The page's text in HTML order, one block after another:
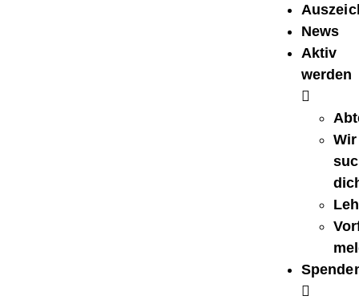
News
Aktiv
werden
Wir